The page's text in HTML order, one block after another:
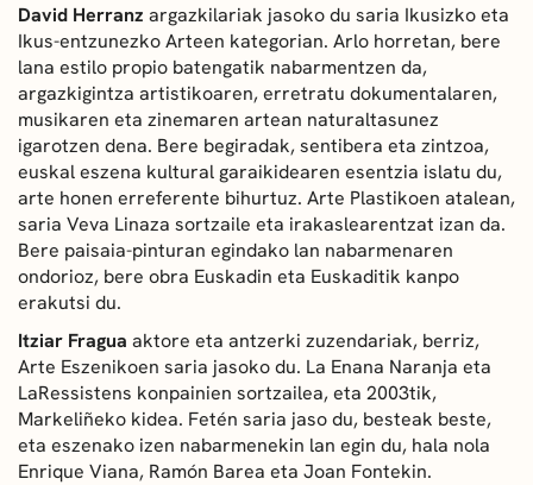
David Herranz argazkilariak jasoko du saria Ikusizko eta
Ikus-entzunezko Arteen kategorian. Arlo horretan, bere
lana estilo propio batengatik nabarmentzen da,
argazkigintza artistikoaren, erretratu dokumentalaren,
musikaren eta zinemaren artean naturaltasunez
igarotzen dena. Bere begiradak, sentibera eta zintzoa,
euskal eszena kultural garaikidearen esentzia islatu du,
arte honen erreferente bihurtuz. Arte Plastikoen atalean,
saria Veva Linaza sortzaile eta irakaslearentzat izan da.
Bere paisaia-pinturan egindako lan nabarmenaren
ondorioz, bere obra Euskadin eta Euskaditik kanpo
erakutsi du.
Itziar Fragua aktore eta antzerki zuzendariak, berriz,
Arte Eszenikoen saria jasoko du. La Enana Naranja eta
LaRessistens konpainien sortzailea, eta 2003tik,
Markeliñeko kidea. Fetén saria jaso du, besteak beste,
eta eszenako izen nabarmenekin lan egin du, hala nola
Enrique Viana, Ramón Barea eta Joan Fontekin.